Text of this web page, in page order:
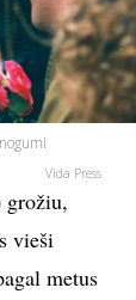
Vida Press
grožiu,
vieši
metus